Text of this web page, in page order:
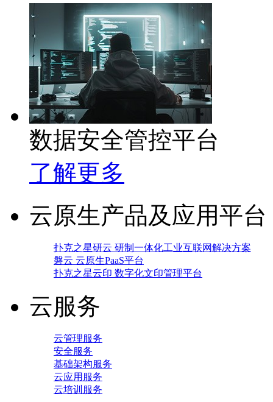
数据安全管控平台
了解更多
云原生产品及应用平台
扑克之星研云 研制一体化工业互联网解决方案
磐云 云原生PaaS平台
扑克之星云印 数字化文印管理平台
云服务
云管理服务
安全服务
基础架构服务
云应用服务
云培训服务